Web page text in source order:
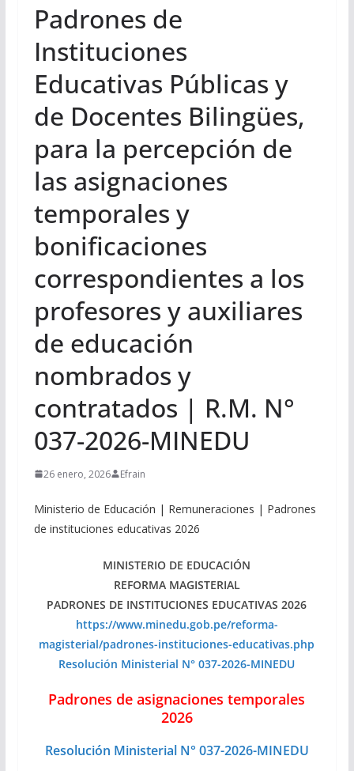
Padrones de
Instituciones
Educativas Públicas y
de Docentes Bilingües,
para la percepción de
las asignaciones
temporales y
bonificaciones
correspondientes a los
profesores y auxiliares
de educación
nombrados y
contratados | R.M. N°
037-2026-MINEDU
26 enero, 2026 Efrain
Ministerio de Educación | Remuneraciones | Padrones
de instituciones educativas 2026
MINISTERIO DE EDUCACIÓN
REFORMA MAGISTERIAL
PADRONES DE INSTITUCIONES EDUCATIVAS 2026
https://www.minedu.gob.pe/reforma-
magisterial/padrones-instituciones-educativas.php
Resolución Ministerial N° 037-2026-MINEDU
Padrones de asignaciones temporales
2026
Resolución Ministerial N° 037-2026-MINEDU